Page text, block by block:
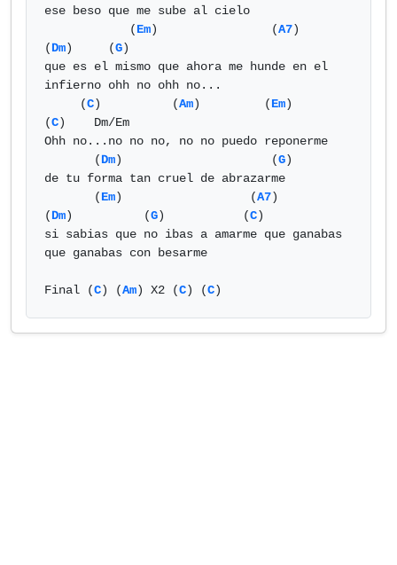
ese beso que me sube al cielo
            (
Em)                (A7)
(Dm)     (G)
que es el mismo que ahora me hunde en el
infierno ohh no ohh no...
     (
C)          (Am)         (Em)
(C)    Dm/Em
Ohh no...no no no, no no puedo reponerme
       (
Dm)                     (G)
de tu forma tan cruel de abrazarme
       (
Em)                  (A7)
(Dm)          (G)           (C)
si sabias que no ibas a amarme que ganabas
que ganabas con besarme
Final (C) (Am) X2 (C) (C)